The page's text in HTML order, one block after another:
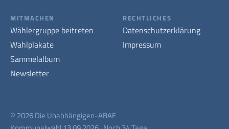
MITMACHEN
Wählergruppe beitreten
Wahlplakate
Sammelalbum
Newsletter
RECHTLICHES
Datenschutzerklärung
Impressum
© 2026 Die Unabhängigen-ABAE